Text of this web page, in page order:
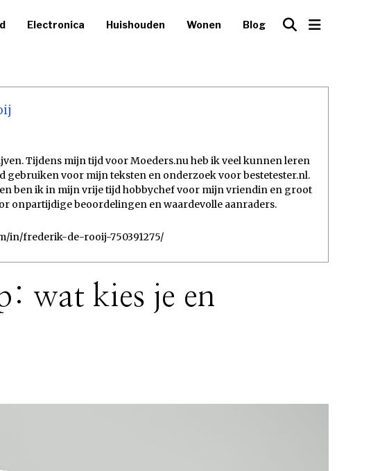
Electronica Huishouden Wonen Blog
Tijdens mijn tijd voor Moeders.nu heb ik veel kunnen leren
gebruiken voor mijn teksten en onderzoek voor bestetester.nl.
ben ik in mijn vrije tijd hobbychef voor mijn vriendin en groot
onpartijdige beoordelingen en waardevolle aanraders.
in/frederik-de-rooij-750391275/
wat kies je en